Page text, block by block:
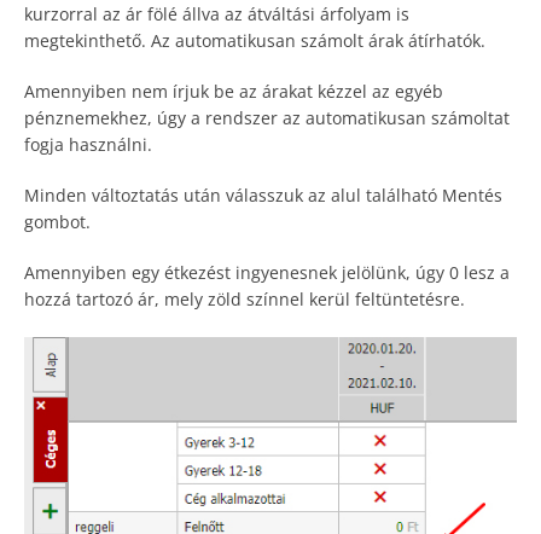
kurzorral az ár fölé állva az átváltási árfolyam is
megtekinthető. Az automatikusan számolt árak átírhatók.
Amennyiben nem írjuk be az árakat kézzel az egyéb
pénznemekhez, úgy a rendszer az automatikusan számoltat
fogja használni.
Minden változtatás után válasszuk az alul található Mentés
gombot.
Amennyiben egy étkezést ingyenesnek jelölünk, úgy 0 lesz a
hozzá tartozó ár, mely zöld színnel kerül feltüntetésre.